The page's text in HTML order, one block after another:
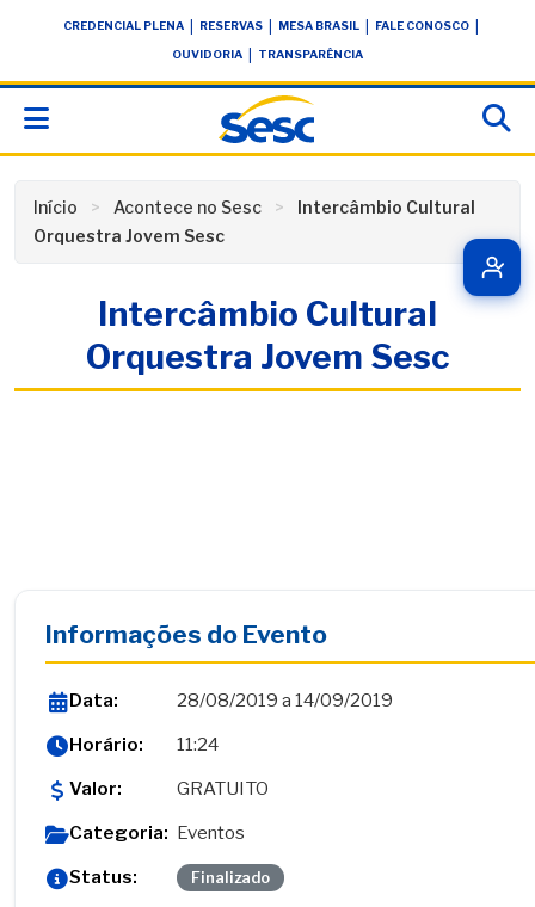
conteúdoCREDENCIAL PLENA RESERVAS MESA BRASIL FALE CONOSCO
OUVIDORIA TRANSPARÊNCIA
Início Acontece no Sesc
Intercâmbio Cultural
Orquestra Jovem Sesc
Intercâmbio Cultural
Orquestra Jovem Sesc
Informações do Evento
Data:
28/08/2019 a 14/09/2019
Horário:
11:24
Valor:
GRATUITO
Categoria: Eventos
Status:
Finalizado